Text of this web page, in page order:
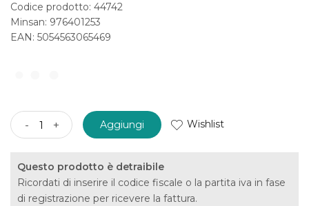
Codice prodotto: 44742
Minsan: 976401253
EAN: 5054563065469
- + Aggiungi Wishlist
Questo prodotto è detraibile
Ricordati di inserire il codice fiscale o la partita iva in fase
di registrazione per ricevere la fattura.